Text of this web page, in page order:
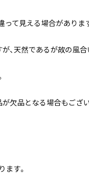
て見える場合がありま
、天然であるが故の風
欠品となる場合もござ
ます。